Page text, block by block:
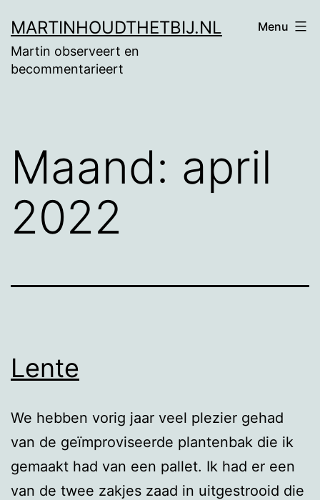
naar
de
MARTINHOUDTHETBIJ.NL
Martin observeert en
becommentarieert
Menu
Maand: april
2022
Lente
We hebben vorig jaar veel plezier gehad
van de geïmproviseerde plantenbak die ik
gemaakt had van een pallet. Ik had er een
van de twee zakjes zaad in uitgestrooid die